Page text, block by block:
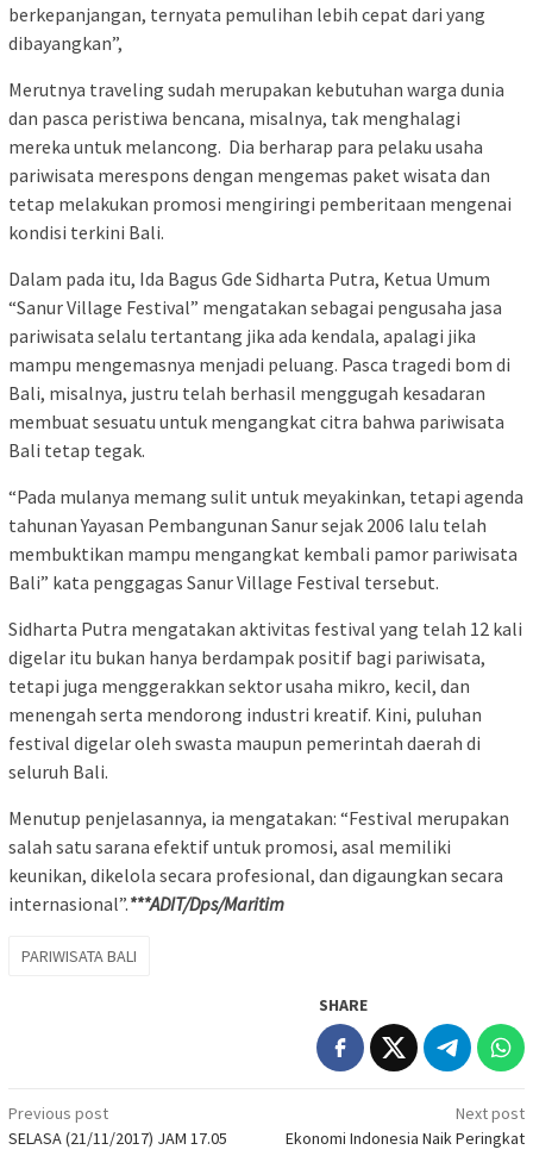
berkepanjangan, ternyata pemulihan lebih cepat dari yang
dibayangkan”,
Merutnya traveling sudah merupakan kebutuhan warga dunia
dan pasca peristiwa bencana, misalnya, tak menghalagi
mereka untuk melancong. Dia berharap para pelaku usaha
pariwisata merespons dengan mengemas paket wisata dan
tetap melakukan promosi mengiringi pemberitaan mengenai
kondisi terkini Bali.
Dalam pada itu, Ida Bagus Gde Sidharta Putra, Ketua Umum
“Sanur Village Festival” mengatakan sebagai pengusaha jasa
pariwisata selalu tertantang jika ada kendala, apalagi jika
mampu mengemasnya menjadi peluang. Pasca tragedi bom di
Bali, misalnya, justru telah berhasil menggugah kesadaran
membuat sesuatu untuk mengangkat citra bahwa pariwisata
Bali tetap tegak.
“Pada mulanya memang sulit untuk meyakinkan, tetapi agenda
tahunan Yayasan Pembangunan Sanur sejak 2006 lalu telah
membuktikan mampu mengangkat kembali pamor pariwisata
Bali” kata penggagas Sanur Village Festival tersebut.
Sidharta Putra mengatakan aktivitas festival yang telah 12 kali
digelar itu bukan hanya berdampak positif bagi pariwisata,
tetapi juga menggerakkan sektor usaha mikro, kecil, dan
menengah serta mendorong industri kreatif. Kini, puluhan
festival digelar oleh swasta maupun pemerintah daerah di
seluruh Bali.
Menutup penjelasannya, ia mengatakan: “Festival merupakan
salah satu sarana efektif untuk promosi, asal memiliki
keunikan, dikelola secara profesional, dan digaungkan secara
internasional”.***ADIT/Dps/Maritim
PARIWISATA BALI
SHARE
Post
Previous post
SELASA (21/11/2017) JAM 17.05
Next post
Ekonomi Indonesia Naik Peringkat